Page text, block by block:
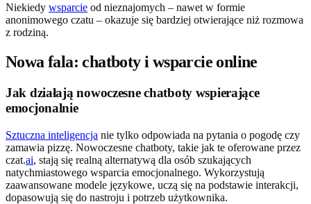
Niekiedy wsparcie od nieznajomych – nawet w formie
anonimowego czatu – okazuje się bardziej otwierające niż rozmowa
z rodziną.
Nowa fala: chatboty i wsparcie online
Jak działają nowoczesne chatboty wspierające
emocjonalnie
Sztuczna inteligencja nie tylko odpowiada na pytania o pogodę czy
zamawia pizzę. Nowoczesne chatboty, takie jak te oferowane przez
czat.ai, stają się realną alternatywą dla osób szukających
natychmiastowego wsparcia emocjonalnego. Wykorzystują
zaawansowane modele językowe, uczą się na podstawie interakcji,
dopasowują się do nastroju i potrzeb użytkownika.